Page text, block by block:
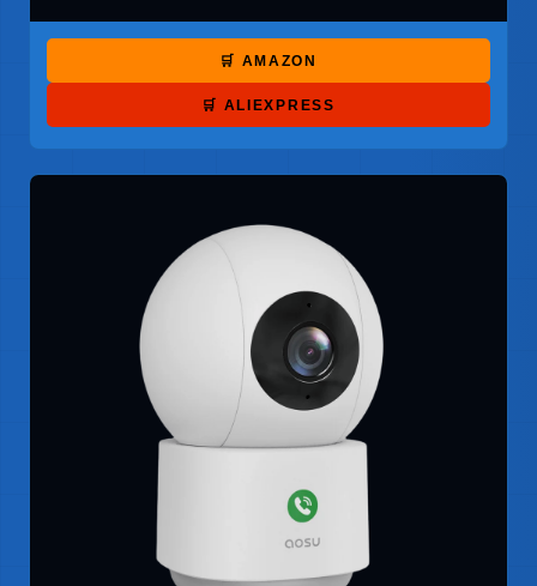
🛒 AMAZON
🛒 ALIEXPRESS